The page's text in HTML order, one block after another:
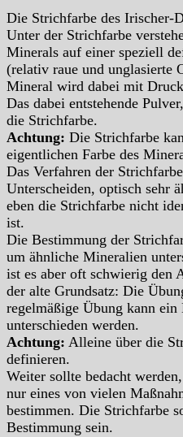
Die Strichfarbe des Irischer-
Unter der Strichfarbe
Minerals auf einer speziell
(relativ raue und unglasierte
Mineral wird dabei mit
Das dabei entstehende
die Strichfarbe.
Achtung: Die Strichfarbe
eigentlichen Farbe des
Das Verfahren der
Unterscheiden, optisch sehr
eben die Strichfarbe nicht
ist.
Die Bestimmung der
um ähnliche Mineralien
ist es aber oft schwierig den
der alte Grundsatz: Die
regelmäßige Übung kann
unterschieden werden.
Achtung: Alleine über die
definieren.
Weiter sollte bedacht
nur eines von vielen
bestimmen. Die Strichfarbe
Bestimmung sein.